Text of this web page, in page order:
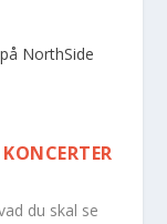
du skal se